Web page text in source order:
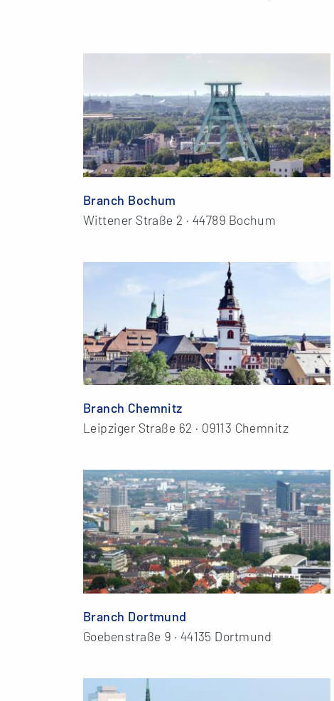
Branch Bochum
Wittener Straße 2 · 44789 Bochum
Branch Chemnitz
Leipziger Straße 62 · 09113 Chemnitz
Branch Dortmund
Goebenstraße 9 · 44135 Dortmund